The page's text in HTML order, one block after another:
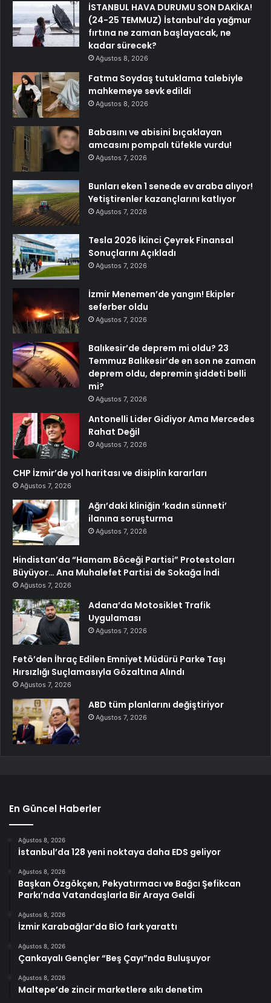
İSTANBUL HAVA DURUMU SON DAKİKA!
(24-25 TEMMUZ) İstanbul’da yağmur
fırtına ne zaman başlayacak, ne
kadar sürecek?
Ağustos 8, 2026
Fatma Soydaş tutuklama talebiyle
mahkemeye sevk edildi
Ağustos 8, 2026
Babasını ve abisini bıçaklayan
amcasını pompalı tüfekle vurdu!
Ağustos 7, 2026
Bunları eken 1 senede ev araba alıyor!
Yetiştirenler kazançlarını katlıyor
Ağustos 7, 2026
Tesla 2026 İkinci Çeyrek Finansal
Sonuçlarını Açıkladı
Ağustos 7, 2026
İzmir Menemen’de yangın! Ekipler
seferber oldu
Ağustos 7, 2026
Balıkesir’de deprem mi oldu? 23
Temmuz Balıkesir’de en son ne zaman
deprem oldu, depremin şiddeti belli
mi?
Ağustos 7, 2026
Antonelli Lider Gidiyor Ama Mercedes
Rahat Değil
Ağustos 7, 2026
CHP İzmir’de yol haritası ve disiplin kararları
Ağustos 7, 2026
Ağrı’daki kliniğin ‘kadın sünneti’
ilanına soruşturma
Ağustos 7, 2026
Hindistan’da “Hamam Böceği Partisi” Protestoları
Büyüyor… Ana Muhalefet Partisi de Sokağa İndi
Ağustos 7, 2026
Adana’da Motosiklet Trafik
Uygulaması
Ağustos 7, 2026
Fetö’den İhraç Edilen Emniyet Müdürü Parke Taşı
Hırsızlığı Suçlamasıyla Gözaltına Alındı
Ağustos 7, 2026
ABD tüm planlarını değiştiriyor
Ağustos 7, 2026
En Güncel Haberler
Ağustos 8, 2026
İstanbul’da 128 yeni noktaya daha EDS geliyor
Ağustos 8, 2026
Başkan Özgökçen, Pekyatırmacı ve Bağcı Şefikcan
Parkı’nda Vatandaşlarla Bir Araya Geldi
Ağustos 8, 2026
İzmir Karabağlar’da BİO fark yarattı
Ağustos 8, 2026
Çankayalı Gençler “Beş Çayı”nda Buluşuyor
Ağustos 8, 2026
Maltepe’de zincir marketlere sıkı denetim